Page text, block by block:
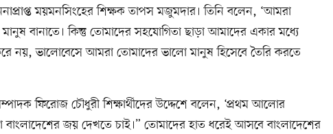
ময়মনসিংহের শিক্ষক তাপস মজুমদার। তিনি বলেন, ‘আমরা
বানাতে। কিন্তু তোমাদের সহযোগিতা ছাড়া আমাদের একার মধ্যে
নয়, ভালোবেসে আমরা তোমাদের ভালো মানুষ হিসেবে তৈরি করতে
ফিরোজ চৌধুরী শিক্ষার্থীদের উদ্দেশে বলেন, ‘প্রথম আলোর
জয় দেখতে চাই।” তোমাদের হাত ধরেই আসবে বাংলাদেশের